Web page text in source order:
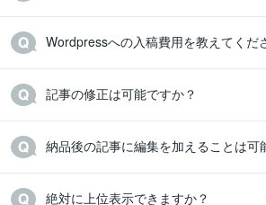
Wordpressへの入稿費用を教えてくだ
記事の修正は可能ですか？
納品後の記事に編集を加えることは可
絶対に上位表示できますか？